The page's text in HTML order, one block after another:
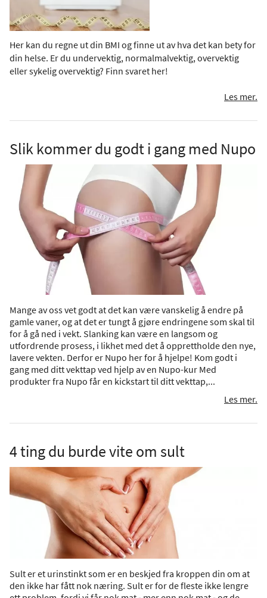
Her kan du regne ut din BMI og finne ut av hva det kan bety for
din helse. Er du undervektig, normalmalvektig, overvektig
eller sykelig overvektig? Finn svaret her!
Les mer.
Slik kommer du godt i gang med Nupo
Mange av oss vet godt at det kan være vanskelig å endre på
gamle vaner, og at det er tungt å gjøre endringene som skal til
for å gå ned i vekt. Slanking kan være en langsom og
utfordrende prosess, i likhet med det å opprettholde den nye,
lavere vekten. Derfor er Nupo her for å hjelpe! Kom godt i
gang med ditt vekttap ved hjelp av en Nupo-kur Med
produkter fra Nupo får en kickstart til ditt vekttap,...
Les mer.
4 ting du burde vite om sult
Sult er et urinstinkt som er en beskjed fra kroppen din om at
den ikke har fått nok næring. Sult er for de fleste ikke lengre